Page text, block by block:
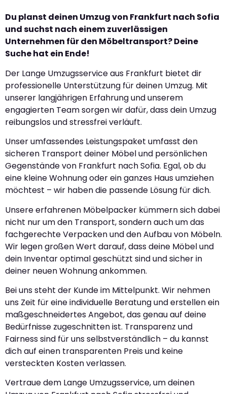
Du planst deinen Umzug von Frankfurt nach Sofia
und suchst nach einem zuverlässigen
Unternehmen für den Möbeltransport? Deine
Suche hat ein Ende!
Der Lange Umzugsservice aus Frankfurt bietet dir
professionelle Unterstützung für deinen Umzug. Mit
unserer langjährigen Erfahrung und unserem
engagierten Team sorgen wir dafür, dass dein Umzug
reibungslos und stressfrei verläuft.
Unser umfassendes Leistungspaket umfasst den
sicheren Transport deiner Möbel und persönlichen
Gegenstände von Frankfurt nach Sofia. Egal, ob du
eine kleine Wohnung oder ein ganzes Haus umziehen
möchtest – wir haben die passende Lösung für dich.
Unsere erfahrenen Möbelpacker kümmern sich dabei
nicht nur um den Transport, sondern auch um das
fachgerechte Verpacken und den Aufbau von Möbeln.
Wir legen großen Wert darauf, dass deine Möbel und
dein Inventar optimal geschützt sind und sicher in
deiner neuen Wohnung ankommen.
Bei uns steht der Kunde im Mittelpunkt. Wir nehmen
uns Zeit für eine individuelle Beratung und erstellen ein
maßgeschneidertes Angebot, das genau auf deine
Bedürfnisse zugeschnitten ist. Transparenz und
Fairness sind für uns selbstverständlich – du kannst
dich auf einen transparenten Preis und keine
versteckten Kosten verlassen.
Vertraue dem Lange Umzugsservice, um deinen